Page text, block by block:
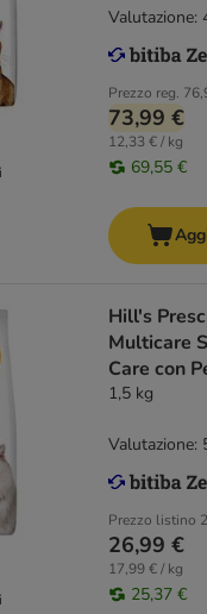
Prezzo reg.
73,99 €
12,33 € / kg
69,55 €
Valutazione:
Hill's
Multicare
Care con
1,5 kg
Prezzo listino
26,99 €
17,99 € / kg
25,37 €
Valutazione: